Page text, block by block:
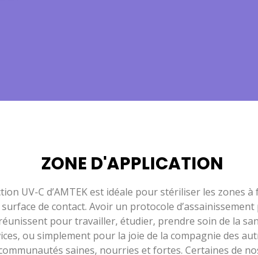
ZONE D'APPLICATION
UV-C d’AMTEK est idéale pour stériliser les zones
de contact. Avoir un protocole d’assainissement
pour travailler, étudier, prendre soin de la
ou simplement pour la joie de la compagnie des
saines, nourries et fortes. Certaines de